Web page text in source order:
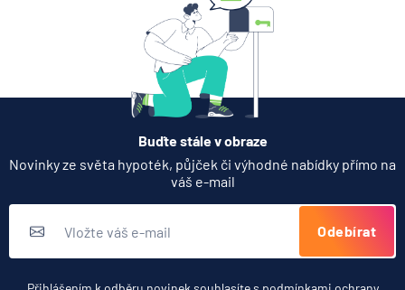
Zobrazit všechny články
Buďte stále v obraze
Novinky ze světa hypoték, půjček či výhodné nabídky přímo na
váš e-mail
Odebírat